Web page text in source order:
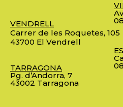
VENDRELL
Carrer de les Roquetes, 105
43700 El Vendrell
TARRAGONA
Pg. d’Andorra, 7
43002 Tarragona